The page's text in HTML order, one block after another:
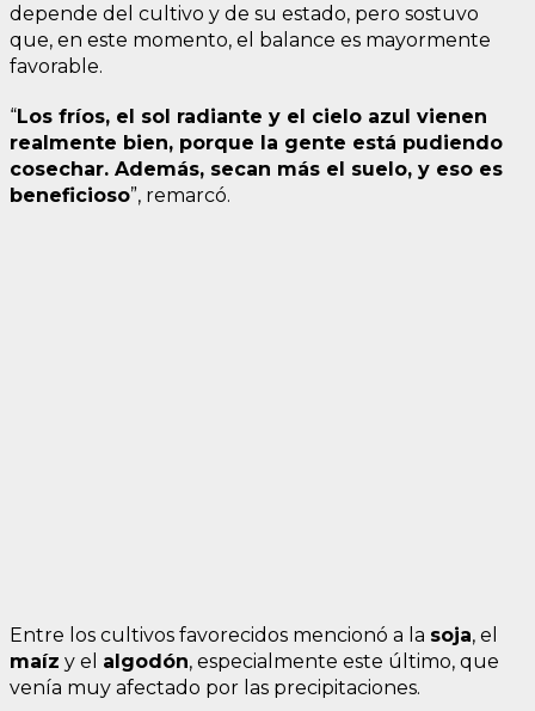
depende del cultivo y de su estado, pero sostuvo
que, en este momento, el balance es mayormente
favorable.
“Los fríos, el sol radiante y el cielo azul vienen
realmente bien, porque la gente está pudiendo
cosechar. Además, secan más el suelo, y eso es
beneficioso”, remarcó.
Entre los cultivos favorecidos mencionó a la soja, el
maíz y el algodón, especialmente este último, que
venía muy afectado por las precipitaciones.